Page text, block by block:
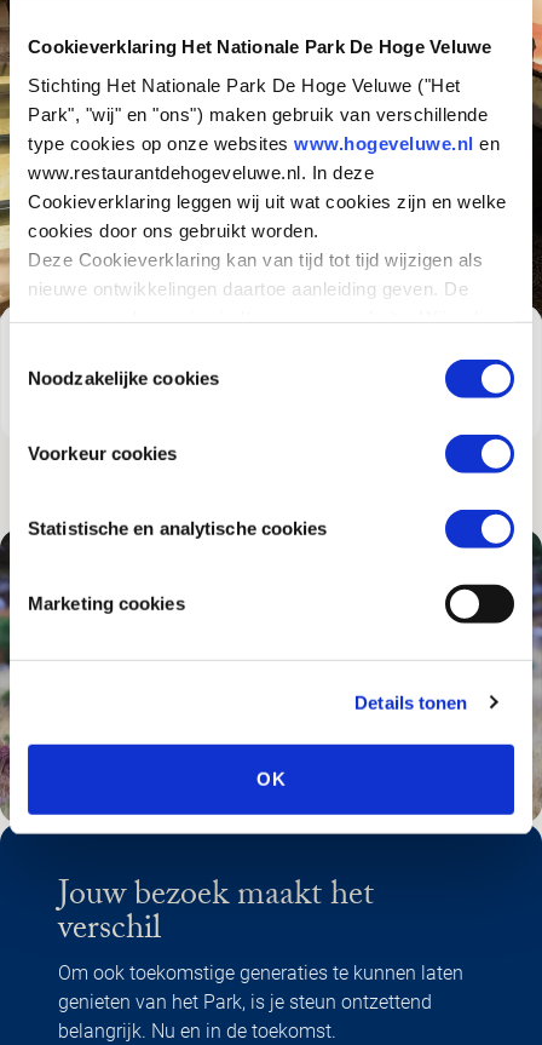
Cookieverklaring Het Nationale Park De Hoge Veluwe
Stichting Het Nationale Park De Hoge Veluwe ("Het
Park", "wij" en "ons") maken gebruik van verschillende
type cookies op onze websites www.hogeveluwe.nl en
www.restaurantdehogeveluwe.nl. In deze
Cookieverklaring leggen wij uit wat cookies zijn en welke
cookies door ons gebruikt worden.
Deze Cookieverklaring kan van tijd tot tijd wijzigen als
nieuwe ontwikkelingen daartoe aanleiding geven. De
raadplegen, zodat u van deze wijzigingen op de hoogte
Noodzakelijke cookies
Voorkeur cookies
Statistische en analytische cookies
Marketing cookies
Details tonen
OK
Heb je weleens letterlijk en figuurlijk een kijkje onder
Jouw bezoek maakt het
verschil
Om ook toekomstige generaties te kunnen laten
genieten van het Park, is je steun ontzettend
belangrijk. Nu en in de toekomst.